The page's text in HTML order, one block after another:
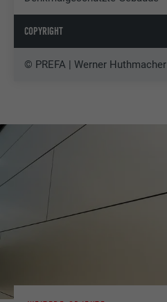
COPYRIGHT
© PREFA | Werner Huthmacher